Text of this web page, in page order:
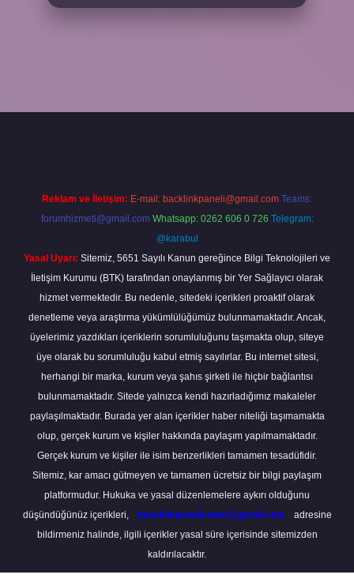
Reklam ve İletişim: E-mail: backlinkpaneli@gmail.com Teams:
forumhizmeti@gmail.com Whatsapp: 0262 606 0 726 Telegram:
@karabul
Yasal Uyarı: Sitemiz, 5651 Sayılı Kanun gereğince Bilgi Teknolojileri ve
İletişim Kurumu (BTK) tarafından onaylanmış bir Yer Sağlayıcı olarak
hizmet vermektedir. Bu nedenle, sitedeki içerikleri proaktif olarak
denetleme veya araştırma yükümlülüğümüz bulunmamaktadır. Ancak,
üyelerimiz yazdıkları içeriklerin sorumluluğunu taşımakta olup, siteye
üye olarak bu sorumluluğu kabul etmiş sayılırlar. Bu internet sitesi,
herhangi bir marka, kurum veya şahıs şirketi ile hiçbir bağlantısı
bulunmamaktadır. Sitede yalnızca kendi hazırladığımız makaleler
paylaşılmaktadır. Burada yer alan içerikler haber niteliği taşımamakta
olup, gerçek kurum ve kişiler hakkında paylaşım yapılmamaktadır.
Gerçek kurum ve kişiler ile isim benzerlikleri tamamen tesadüfidir.
Sitemiz, kar amacı gütmeyen ve tamamen ücretsiz bir bilgi paylaşım
platformudur. Hukuka ve yasal düzenlemelere aykırı olduğunu
düşündüğünüz içerikleri,
backlinkpanelicomtr@gmail.com
adresine
bildirmeniz halinde, ilgili içerikler yasal süre içerisinde sitemizden
kaldırılacaktır.